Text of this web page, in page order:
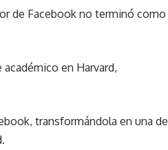
de Facebook no terminó como
en Harvard,
transformándola en una de